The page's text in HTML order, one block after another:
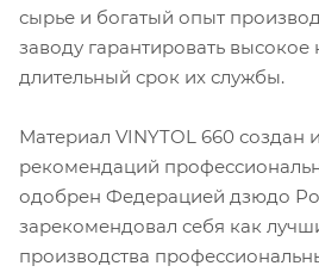
сырье и богатый опыт
заводу гарантировать высокое
длительный срок их службы.
Материал VINYTOL 660 создан
рекомендаций
одобрен Федерацией дзюдо
зарекомендовал себя как
производства